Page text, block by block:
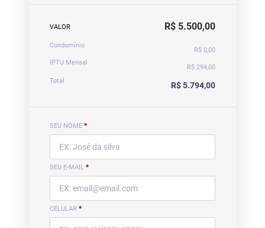
VALOR R$ 5.500,00
Condomínio
R$ 0,00
IPTU Mensal
R$ 294,00
Total
R$ 5.794,00
SEU NOME *
SEU E-MAIL *
CELULAR *